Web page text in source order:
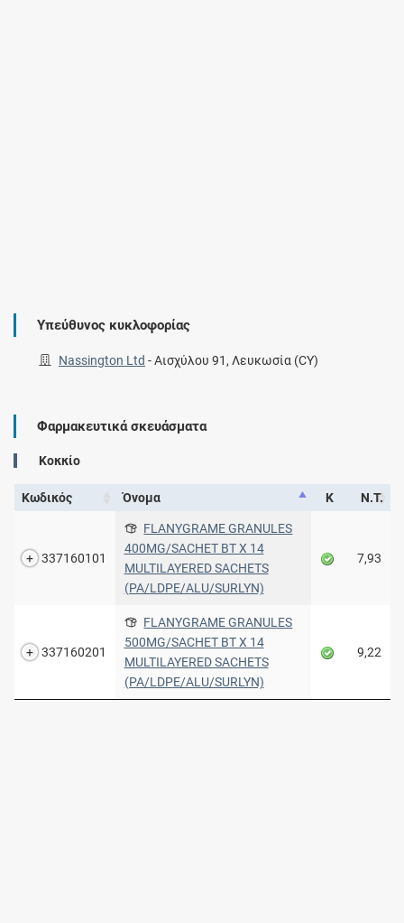
Υπεύθυνος κυκλοφορίας
Nassington Ltd -Αισχύλου 91, Λευκωσία (CY)
Φαρμακευτικά σκευάσματα
Κοκκίο
Κωδικός Όνομα Κ Ν.Τ.
337160101
FLANYGRAME GRANULES
400MG/SACHET BT X 14
MULTILAYERED SACHETS
(PA/LDPE/ALU/SURLYN)
7,93
337160201
FLANYGRAME GRANULES
500MG/SACHET BT X 14
MULTILAYERED SACHETS
(PA/LDPE/ALU/SURLYN)
9,22